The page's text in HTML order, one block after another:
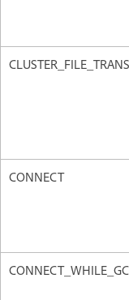
CONNECT
CONNECT_WHILE_GC